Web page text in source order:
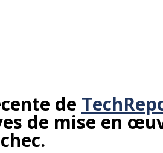
de
de mise en